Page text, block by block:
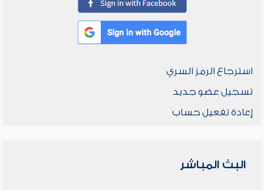
استرجاع الرمز السري
تسجيل عضو جديد
إعادة تفعيل حساب
البث المباشر